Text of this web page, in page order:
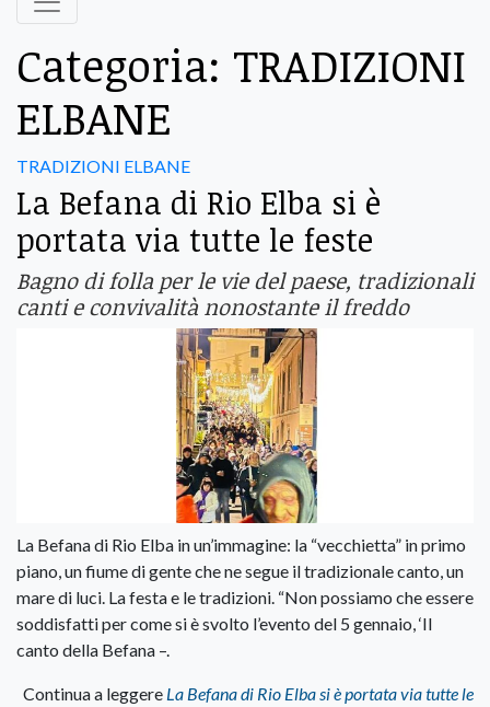
Categoria: TRADIZIONI
ELBANE
TRADIZIONI ELBANE
La Befana di Rio Elba si è
portata via tutte le feste
Bagno di folla per le vie del paese, tradizionali
canti e convivalità nonostante il freddo
La Befana di Rio Elba in un’immagine: la “vecchietta” in primo
piano, un fiume di gente che ne segue il tradizionale canto, un
mare di luci. La festa e le tradizioni. “Non possiamo che essere
soddisfatti per come si è svolto l’evento del 5 gennaio, ‘Il
canto della Befana –.
Continua a leggere La Befana di Rio Elba si è portata via tutte le